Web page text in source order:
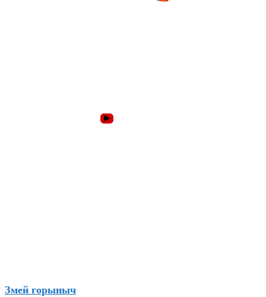
Змей горыныч